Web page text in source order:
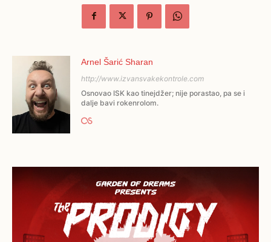
Arnel Šarić Sharan
http://www.izvansvakekontrole.com
Osnovao ISK kao tinejdžer; nije porastao, pa se i
dalje bavi rokenrolom.